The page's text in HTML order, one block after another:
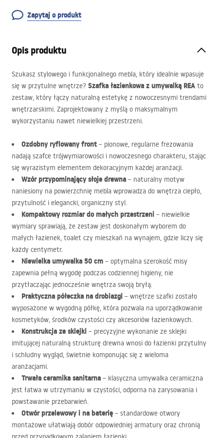
Zapytaj o produkt
Opis produktu
Szukasz stylowego i funkcjonalnego mebla, który idealnie wpasuje
się w przytulne wnętrze? Szafka łazienkowa z umywalką REA to
zestaw, który łączy naturalną estetykę z nowoczesnymi trendami
wnętrzarskimi. Zaprojektowany z myślą o maksymalnym
wykorzystaniu nawet niewielkiej przestrzeni.
Ozdobny ryflowany front – pionowe, regularne frezowania
nadają szafce trójwymiarowości i nowoczesnego charakteru, stając
się wyrazistym elementem dekoracyjnym każdej aranżacji.
Wzór przypominający słoje drewna – naturalny motyw
naniesiony na powierzchnię mebla wprowadza do wnętrza ciepło,
przytulność i elegancki, organiczny styl.
Kompaktowy rozmiar do małych przestrzeni – niewielkie
wymiary sprawiają, że zestaw jest doskonałym wyborem do
małych łazienek, toalet czy mieszkań na wynajem, gdzie liczy się
każdy centymetr.
Niewielka umywalka 50 cm – optymalna szerokość misy
zapewnia pełną wygodę podczas codziennej higieny, nie
przytłaczając jednocześnie wnętrza swoją bryłą.
Praktyczna półeczka na drobiazgi – wnętrze szafki zostało
wyposażone w wygodną półkę, która pozwala na uporządkowanie
kosmetyków, środków czystości czy akcesoriów łazienkowych.
Konstrukcja ze sklejki – precyzyjne wykonanie ze sklejki
imitującej naturalną strukturę drewna wnosi do łazienki przytulny
i schludny wygląd, świetnie komponując się z wieloma
aranżacjami.
Trwała ceramika sanitarna – klasyczna umywalka ceramiczna
jest łatwa w utrzymaniu w czystości, odporna na zarysowania i
powstawanie przebarwień.
Otwór przelewowy i na baterię – standardowe otwory
montażowe ułatwiają dobór odpowiedniej armatury oraz chronią